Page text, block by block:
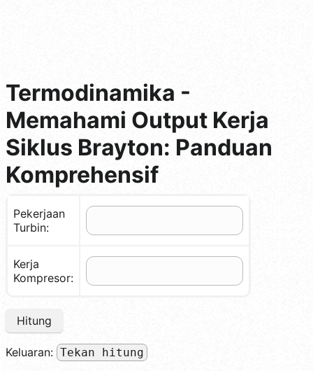
Termodinamika -
Memahami Output Kerja
Siklus Brayton: Panduan
Komprehensif
Pekerjaan
Turbin:
Kerja
Kompresor:
Hitung
Keluaran: Tekan hitung